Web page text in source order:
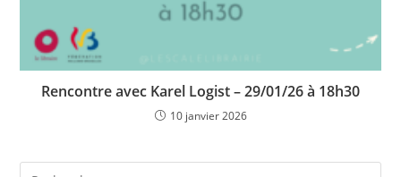
Rencontre avec Karel Logist – 29/01/26 à 18h30
10 janvier 2026